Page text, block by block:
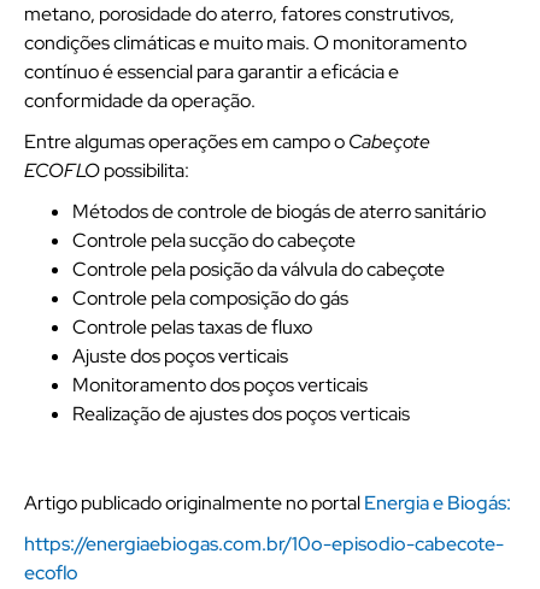
metano, porosidade do aterro, fatores construtivos,
condições climáticas e muito mais. O monitoramento
contínuo é essencial para garantir a eficácia e
conformidade da operação.
Entre algumas operações em campo oCabeçote
ECOFLOpossibilita:
Métodos de controle de biogás de aterro sanitário
Controle pela sucção do cabeçote
Controle pela posição da válvula do cabeçote
Controle pela composição do gás
Controle pelas taxas de fluxo
Ajuste dos poços verticais
Monitoramento dos poços verticais
Realização de ajustes dos poços verticais
Artigo publicado originalmente no portalEnergia e Biogás:
https://energiaebiogas.com.br/10o-episodio-cabecote-
ecoflo